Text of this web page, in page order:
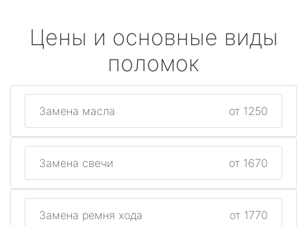
Цены и основные виды
поломок
Замена масла от 1250
Замена свечи от 1670
Замена ремня хода от 1770